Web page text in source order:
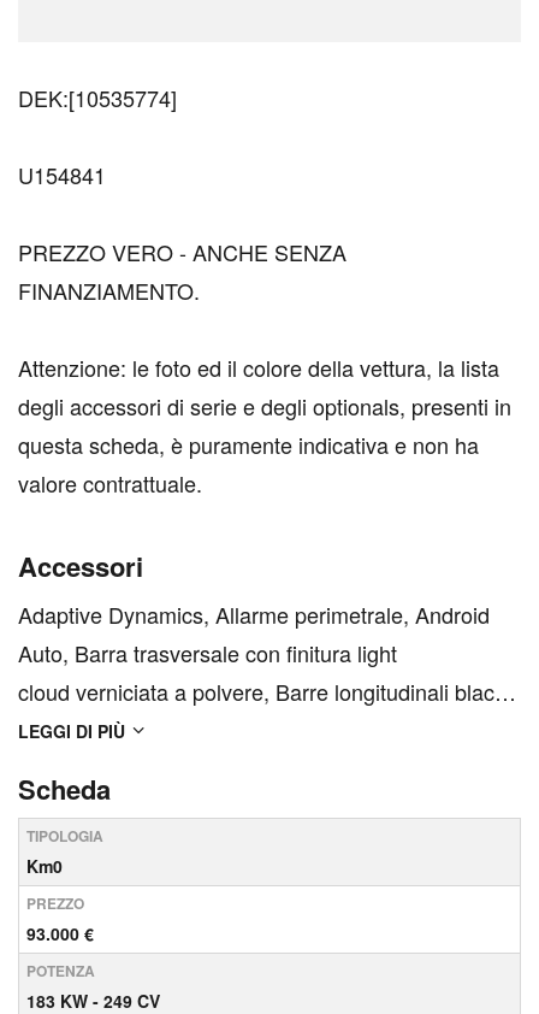
DEK:[10535774]
U154841
PREZZO VERO - ANCHE SENZA
FINANZIAMENTO.
Attenzione: le foto ed il colore della vettura, la lista
degli accessori di serie e degli optionals, presenti in
questa scheda, è puramente indicativa e non ha
valore contrattuale.
Accessori
Adaptive Dynamics, Allarme perimetrale, Android
Auto, Barra trasversale con finitura light
cloud verniciata a polvere, Barre longitudinali black,
Blind Spot Assist, Cerchi in lega da 20&quot; style
20&amp;quot; style 6011 gloss black, Climatizzatore
a due zon...
LEGGI DI PIÙ
Scheda
TIPOLOGIA
Km0
PREZZO
93.000 €
POTENZA
183 KW - 249 CV